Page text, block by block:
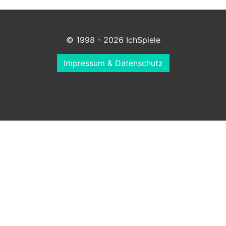
© 1998 - 2026 IchSpiele
Impressum & Datenschutz